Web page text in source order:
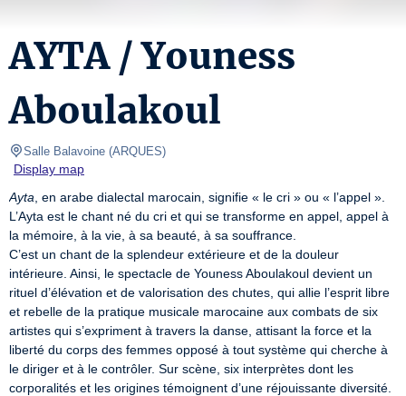
AYTA / Youness
Aboulakoul
Salle Balavoine (ARQUES)
Display map
Ayta , en arabe dialectal marocain, signifie « le cri » ou « l’appel ».
L’Ayta est le chant né du cri et qui se transforme en appel, appel à
la mémoire, à la vie, à sa beauté, à sa souffrance.
C’est un chant de la splendeur extérieure et de la douleur
intérieure. Ainsi, le spectacle de Youness Aboulakoul devient un
rituel d’élévation et de valorisation des chutes, qui allie l’esprit libre
et rebelle de la pratique musicale marocaine aux combats de six
artistes qui s’expriment à travers la danse, attisant la force et la
liberté du corps des femmes opposé à tout système qui cherche à
le diriger et à le contrôler. Sur scène, six interprètes dont les
corporalités et les origines témoignent d’une réjouissante diversité.